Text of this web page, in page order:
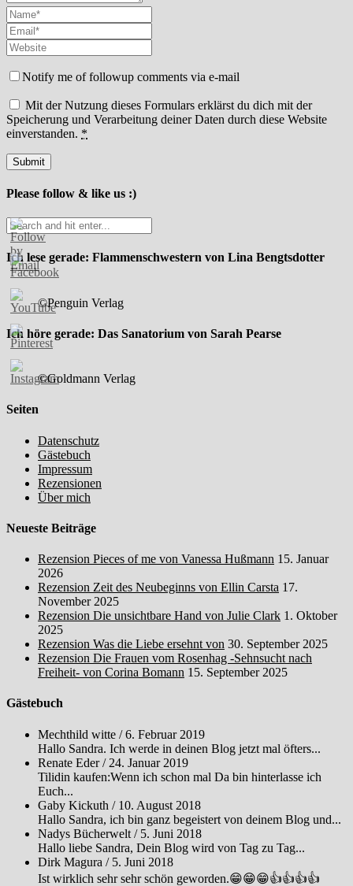
Notify me of followup comments via e-mail
Mit der Nutzung dieses Formulars erklärst du dich mit der
Speicherung und Verarbeitung deiner Daten durch diese Website
einverstanden. *
Please follow & like us :)
Ich lese gerade: Flammenschwestern von Lina Bengtsdotter
©Penguin Verlag
Ich höre gerade: Das Sanatorium von Sarah Pearse
©Goldmann Verlag
Seiten
Datenschutz
Gästebuch
Impressum
Rezensionen
Über mich
Neueste Beiträge
Rezension Pieces of me von Vanessa Hußmann 15. Januar
2026
Rezension Zeit des Neubeginns von Ellin Carsta 17.
November 2025
Rezension Die unsichtbare Hand von Julie Clark 1. Oktober
2025
Rezension Was die Liebe ersehnt von 30. September 2025
Rezension Die Frauen vom Rosenhag -Sehnsucht nach
Freiheit- von Corina Bomann 15. September 2025
Gästebuch
Mechthild witte /6. Februar 2019
Hallo Sandra. Ich werde in deinen Blog jetzt mal öfters...
Renate Eder/ 24. Januar 2019
Tilidin kaufen:Wenn ich schon mal Da bin hinterlasse ich
Euch...
Gaby Kickuth / 10. August 2018
Hallo Sandra, ich bin ganz begeistert von deinem Blog und...
Nadys Bücherwelt / 5. Juni 2018
Hallo liebe Sandra, Dein Blog wird von Tag zu Tag...
Dirk Magura / 5. Juni 2018
Ist wirklich sehr sehr schön geworden.😁😁😁👍👍👍👍